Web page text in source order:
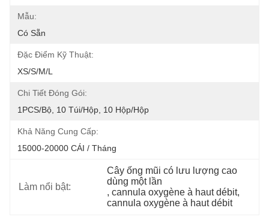
Mẫu:
Có Sẵn
Đặc Điểm Kỹ Thuật:
XS/S/M/L
Chi Tiết Đóng Gói:
1PCS/Bộ, 10 Túi/hộp, 10 Hộp/hộp
Khả Năng Cung Cấp:
15000-20000 CÁI / Tháng
Làm nổi bật:
Cây ống mũi có lưu lượng cao
dùng một lần
, cannula oxygène à haut débit,
cannula oxygène à haut débit